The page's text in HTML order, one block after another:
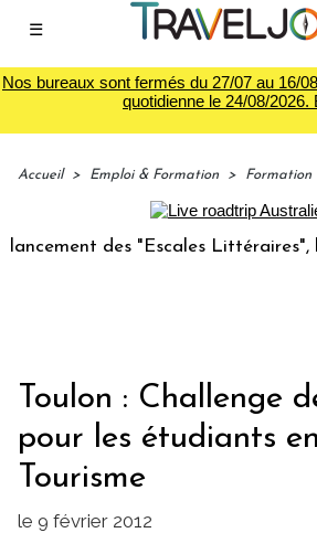
☰
Nos bureaux sont fermés du 27/07 au 16/
quotidienne le 24/08/2026.
Accueil > Emploi & Formation > Formation
des "Escales Littéraires", la
Toulon : Challenge
pour les étudiants
Tourisme
le 9 février 2012